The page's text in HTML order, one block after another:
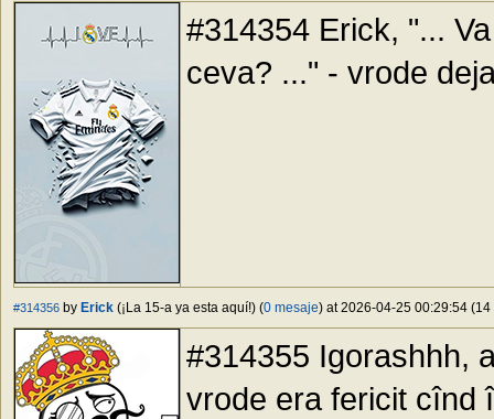
#314354 Erick, "...
ceva? ..." - vrode
#314356 by Erick (¡La 15-a ya esta aquí!) (0 mesaje) at 2026-04-25 00:29:54
#314355 Igorashhh,
vrode era fericit cînd